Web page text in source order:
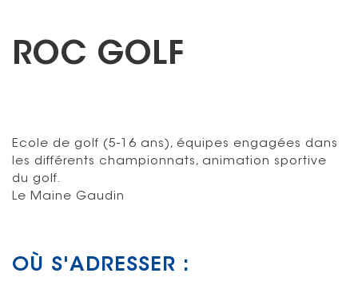
ROC GOLF
Ecole de golf (5-16 ans), équipes engagées dans
les différents championnats, animation sportive
du golf.
Le Maine Gaudin
OÙ S'ADRESSER :